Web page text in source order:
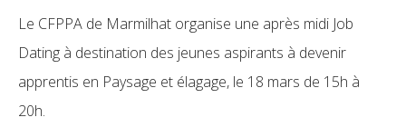
Le CFPPA de Marmilhat organise une après midi Job
Dating à destination des jeunes aspirants à devenir
apprentis en Paysage et élagage, le 18 mars de 15h à
20h.